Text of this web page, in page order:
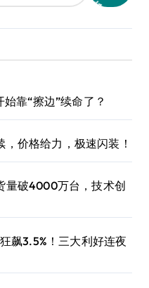
靠“擦边”续命了？
价格给力，极速闪装！
量破4000万台，技术创
飙3.5%！三大利好连夜